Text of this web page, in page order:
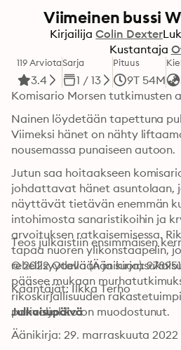
Viimeinen bussi
Kirjailija Colin Dexter
Kustantaja
119 Arviota
3.4
Sarja
1 / 13
Pituus
9T 54M
Nainen löydetään tapettuna
Viimeksi hänet on nähty
Jutun saa hoitaakseen
johdattavat hänet asuntolaan,
näyttävät tietävän enemmän
intohimosta sanaristikoihin ja
arvoituksen ratkaisemisessa.
tapaa nuoren ylikonstaapelin,
rehellisyydellään ja
pääsee mukaan
rikoskirjallisuuden
parivaljakko on muodostunut.
Teos julkaistiin ensimmäisen
© 2022 Otava (Äänikirja):
Kääntäjät: Ilkka Terho
Julkaisupäivä
Äänikirja: 29. marraskuuta 2022